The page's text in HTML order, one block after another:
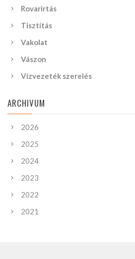
Rovarirtás
Tisztítás
Vakolat
Vászon
Vízvezeték szerelés
ARCHIVUM
2026
2025
2024
2023
2022
2021